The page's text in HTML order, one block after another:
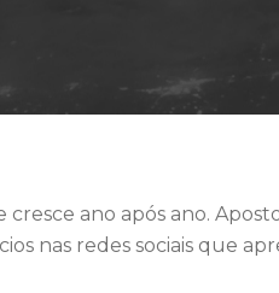
ano após ano.
nas redes sociais que